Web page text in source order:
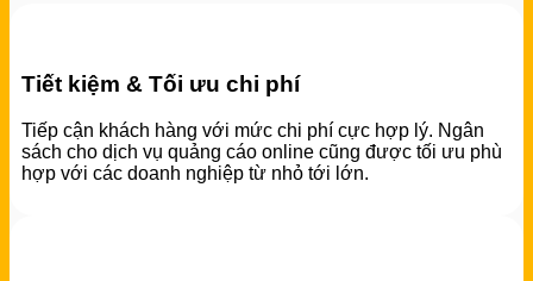
Tiết kiệm & Tối ưu chi phí
Tiếp cận khách hàng với mức chi phí cực hợp lý. Ngân
sách cho dịch vụ quảng cáo online cũng được tối ưu phù
hợp với các doanh nghiệp từ nhỏ tới lớn.